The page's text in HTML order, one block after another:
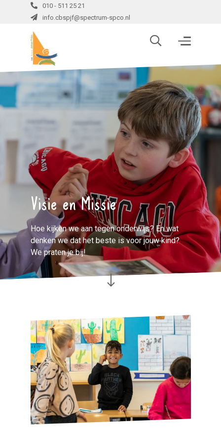
010 - 511 25 21
info.cbspjf@spectrum-spco.nl
Visie en Missie
Hoe kijken we aan tegen onderwijs? En wat
denken we dat het beste is voor jouw kind?
We praten je bij!